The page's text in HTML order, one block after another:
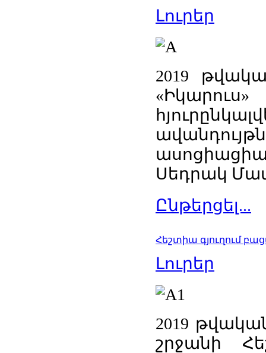
Լուրեր
2019
Սեդրակ
Ընթերցել...
Հեշտիա գյուղում
Լուրեր
2019
շրջանի